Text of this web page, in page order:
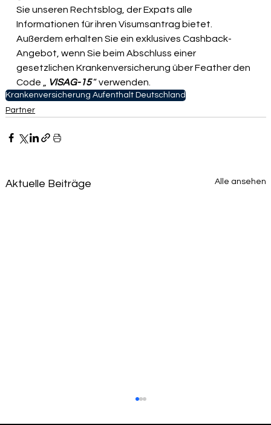
Sie unseren Rechtsblog, der Expats alle
Informationen für ihren Visumsantrag bietet.
Außerdem erhalten Sie ein exklusives Cashback-
Angebot, wenn Sie beim Abschluss einer
gesetzlichen Krankenversicherung über Feather den
Code „
VISAG-15 “ verwenden.
Krankenversicherung Aufenthalt Deutschland
Partner
Aktuelle Beiträge Alle ansehen